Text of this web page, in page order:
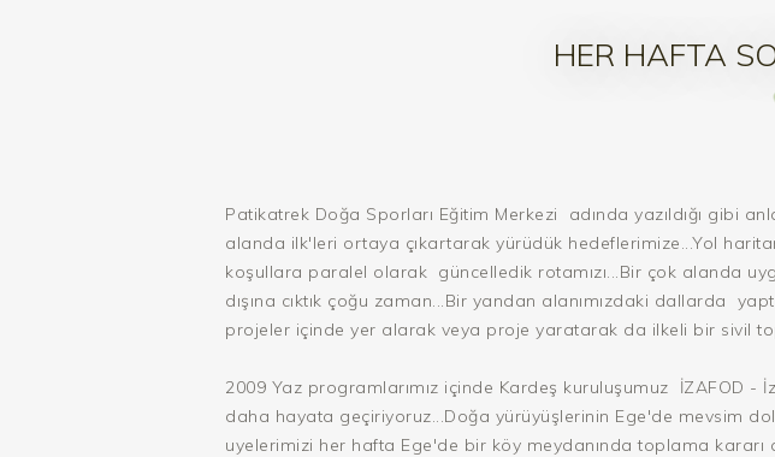
HER HAFTA
Patikatrek Doğa Sporları Eğitim Merkezi adında yazıldığı gibi
alanda ilk'leri ortaya çıkartarak yürüdük hedeflerimize...Yol
koşullara paralel olarak güncelledik rotamızı...Bir çok alanda
dışına cıktık çoğu zaman...Bir yandan alanımızdaki dallarda
projeler içinde yer alarak veya proje yaratarak da ilkeli bir sivil
2009 Yaz programlarımız içinde Kardeş kuruluşumuz İZAFOD
daha hayata geçiriyoruz...Doğa yürüyüşlerinin Ege'de mevsim
uyelerimizi her hafta Ege'de bir köy meydanında toplama kararı